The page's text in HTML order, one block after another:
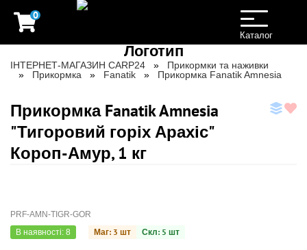
0
Toggle
navigation
Каталог
ІНТЕРНЕТ-МАГАЗИН CARP24
Прикормки та наживки
Прикормка
Fanatik Прикормка Fanatik Amnesia
Прикормка Fanatik Amnesia
"Тигоровий горіх Арахіс"
Короп-Амур, 1 кг
PRF-AMN-TIGR-GOR
В наявності: 8
Маг: 3 шт Скл: 5 шт